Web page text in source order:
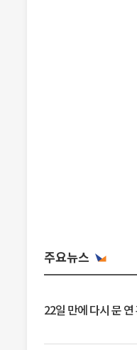
주요뉴스
22일 만에 다시 문